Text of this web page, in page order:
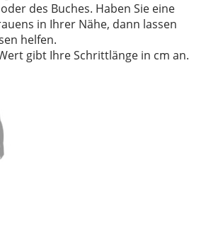
des Buches. Haben Sie eine
in Ihrer Nähe, dann lassen
helfen.
gibt Ihre Schrittlänge in cm an.